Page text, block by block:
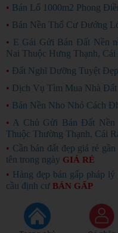
• Bán Lổ 1000m2 Phong
• Bán Nền Thổ Cư Đướng
• E Gái Gửi Bán Đất Nền
Nai Thuộc Hưng Thạnh, Cái
• Đất Nghĩ Dưỡng Tuyệt
• Dịch Vụ Tìm Mua Nhà Đất
• Bán Nền Nho Nhỏ Cách
• A Chủ Gửi Bán Đất
Thuộc Thường Thạnh, Cái
• Cần bán đất đẹp giá rẻ
tên trong ngày GIÁ RẺ
• Hàng đẹp bán gấp pháp
cầu định cư BÁN GẤP
Copyright ©
raovatcantho.com